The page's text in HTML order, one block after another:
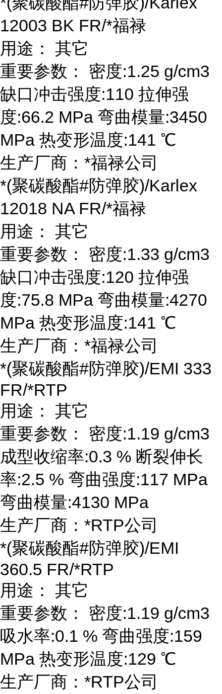
12003 BK FR/*福禄
用途： 其它
重要参数： 密度:1.25 g/cm3
缺口冲击强度:110 拉伸强
度:66.2 MPa 弯曲模量:3450
MPa 热变形温度:141 ℃
生产厂商：*福禄公司
*(聚碳酸酯#防弹胶)/Karlex
12018 NA FR/*福禄
用途： 其它
重要参数： 密度:1.33 g/cm3
缺口冲击强度:120 拉伸强
度:75.8 MPa 弯曲模量:4270
MPa 热变形温度:141 ℃
生产厂商：*福禄公司
*(聚碳酸酯#防弹胶)/EMI 333
FR/*RTP
用途： 其它
重要参数： 密度:1.19 g/cm3
成型收缩率:0.3 % 断裂伸长
率:2.5 % 弯曲强度:117 MPa
弯曲模量:4130 MPa
生产厂商：*RTP公司
*(聚碳酸酯#防弹胶)/EMI
360.5 FR/*RTP
用途： 其它
重要参数： 密度:1.19 g/cm3
吸水率:0.1 % 弯曲强度:159
MPa 热变形温度:129 ℃
生产厂商：*RTP公司